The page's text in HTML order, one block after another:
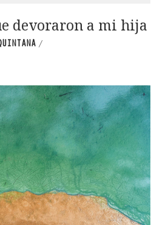
devoraron a mi hija
/